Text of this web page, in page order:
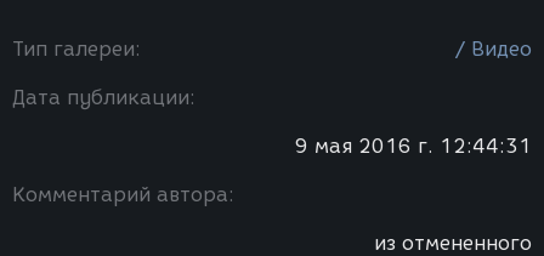
Тип галереи: / Видео
Дата публикации:
9 мая 2016 г. 12:44:31
Комментарий автора:
из отмененного